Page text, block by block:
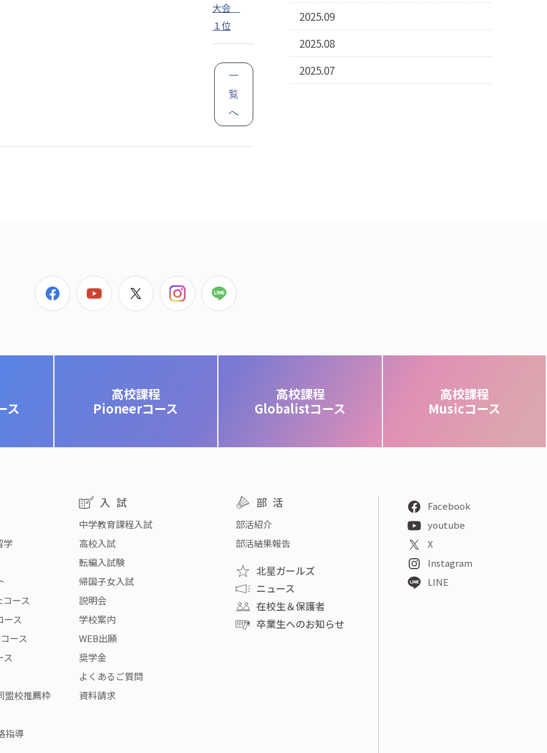
大会
１位
一
覧
へ
2025.09
2025.08
2025.07
ス
高校課程
Pioneerコース
高校課程
Globalistコース
高校課程
Musicコース
学
ース
ース
ース
ス
盟校推薦枠
指導
入試
中学教育課程入試
高校入試
転編入試験
帰国子女入試
説明会
学校案内
WEB出願
奨学金
よくあるご質問
資料請求
部活
部活紹介
部活結果報告
北星ガールズ
ニュース
在校生＆保護者
卒業生へのお知らせ
Facebook
youtube
X
Instagram
LINE